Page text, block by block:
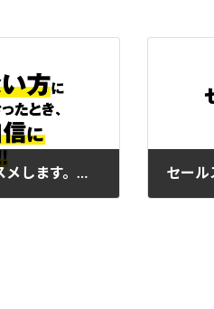
特に、自信がない方にオススメします。やりきったとき、必ず自分の自信に繋がります！！